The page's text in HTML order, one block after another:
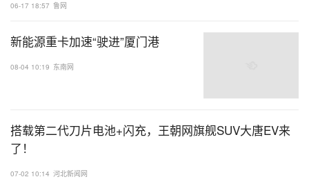
06-17 18:57 鲁网
新能源重卡加速“驶进”厦门港
08-04 10:19 东南网
搭载第二代刀片电池+闪充，王朝网旗舰SUV大唐EV来
了！
07-02 10:14 河北新闻网